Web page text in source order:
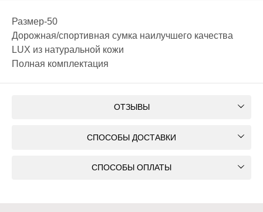
Размер-50
Дорожная/спортивная сумка наилучшего качества
LUX из натуральной кожи
Полная комплектация
ОТЗЫВЫ
СПОСОБЫ ДОСТАВКИ
СПОСОБЫ ОПЛАТЫ